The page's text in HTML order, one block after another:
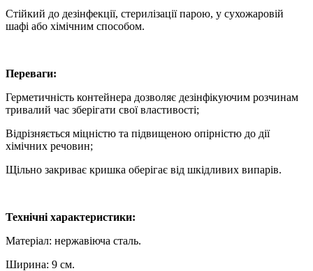
Стійкий до дезінфекції, стерилізації парою, у сухожаровій
шафі або хімічним способом.
Переваги:
Герметичність контейнера дозволяє дезінфікуючим розчинам
тривалий час зберігати свої властивості;
Відрізняється міцністю та підвищеною опірністю до дії
хімічних речовин;
Щільно закриває кришка оберігає від шкідливих випарів.
Технічні характеристики:
Матеріал: нержавіюча сталь.
Ширина: 9 см.